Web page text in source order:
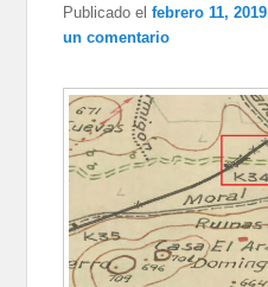
Publicado el febrero 11, 2019
un comentario